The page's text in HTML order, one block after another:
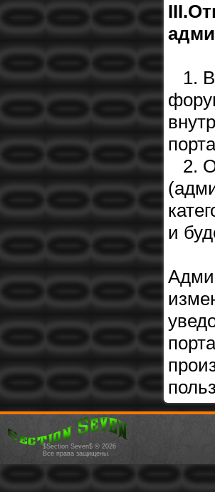
1. В
2.
и
$Section Seven$ © 2026
Все права защищены.